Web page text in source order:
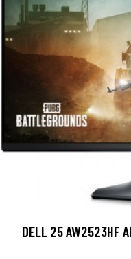
DELL 25 AW2523HF